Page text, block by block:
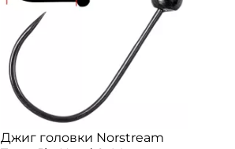
Джиг головки Norstream